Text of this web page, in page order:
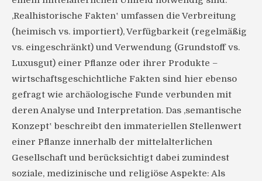
‚Realhistorische Fakten‛ umfassen die Verbreitung
(heimisch vs. importiert), Verfügbarkeit (regelmäßig
vs. eingeschränkt) und Verwendung (Grundstoff vs.
Luxusgut) einer Pflanze oder ihrer Produkte –
wirtschaftsgeschichtliche Fakten sind hier ebenso
gefragt wie archäologische Funde verbunden mit
deren Analyse und Interpretation. Das ‚semantische
Konzept‛ beschreibt den immateriellen Stellenwert
einer Pflanze innerhalb der mittelalterlichen
Gesellschaft und berücksichtigt dabei zumindest
soziale, medizinische und religiöse Aspekte: Als